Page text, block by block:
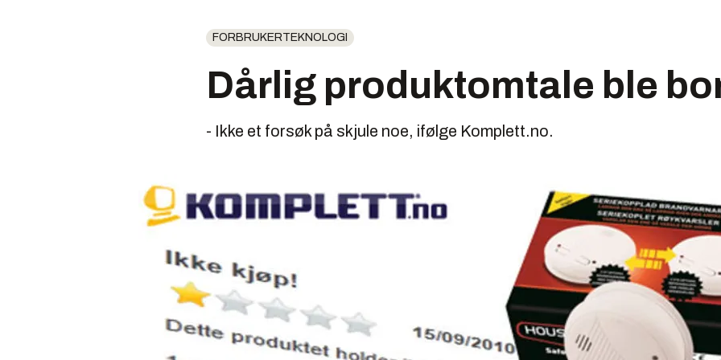
FORBRUKERTEKNOLOGI
Dårlig produktomtale ble
- Ikke et forsøk på skjule noe, ifølge Komplett.no.